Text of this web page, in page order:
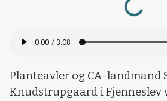
Planteavler og CA-landmand
Knudstrupgaard i Fjenneslev